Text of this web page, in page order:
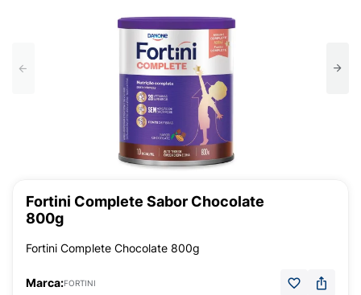
Fortini Complete Sabor Chocolate
800g
Fortini Complete Chocolate 800g
Marca:FORTINI